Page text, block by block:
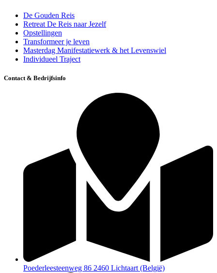
De Gouden Reis
Retreat De Reis naar Jezelf
Opstellingen
Transformeer je leven
Masterdag Manifestatiewerk & het Levenswiel
Individueel Traject
Contact & Bedrijfsinfo
Poederleesteenweg 86 2460 Lichtaart (België)